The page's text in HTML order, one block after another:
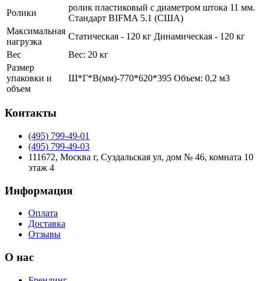
Ролики
ролик пластиковый с диаметром штока 11 мм.
Стандарт BIFMA 5.1 (США)
Максимальная
нагрузка
Статическая - 120 кг Динамическая - 120 кг
Вес
Вес: 20 кг
Размер
упаковки и
объем
Ш*Г*В(мм)-770*620*395 Объем: 0,2 м3
Контакты
(495) 799-49-01
(495) 799-49-03
111672, Москва г, Суздальская ул, дом № 46, комната 10
этаж 4
Информация
Оплата
Доставка
Отзывы
О нас